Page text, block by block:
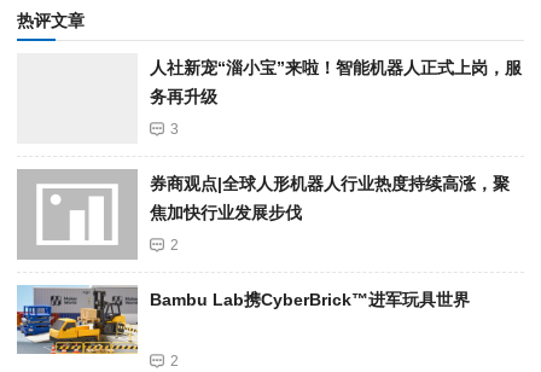
热评文章
人社新宠“淄小宝”来啦！智能机器人正式上岗，服
务再升级
3
券商观点|全球人形机器人行业热度持续高涨，聚
焦加快行业发展步伐
2
Bambu Lab携Cyber​​Brick™进军玩具世界
2